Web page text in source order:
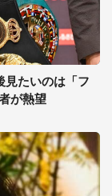
見たいのは「フ
が熱望